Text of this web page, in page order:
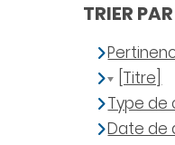
TRIER
[Titre]
Type de
Date de